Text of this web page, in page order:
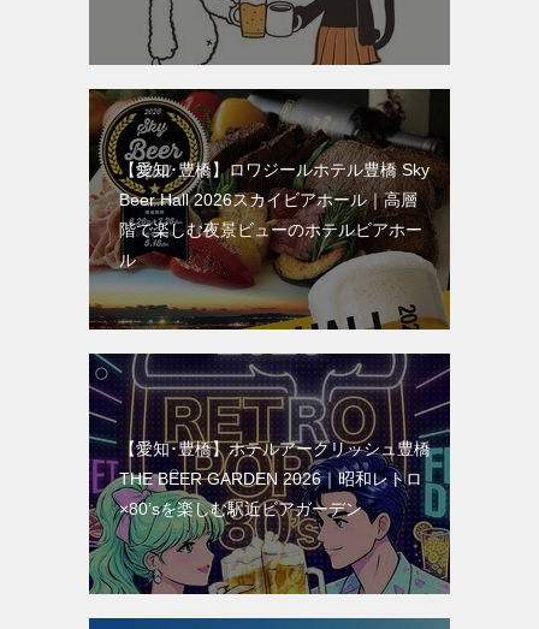
【愛知･豊橋】ロワジールホテル豊橋 Sky
Beer Hall 2026スカイビアホール｜高層
階で楽しむ夜景ビューのホテルビアホー
ル
【愛知･豊橋】ホテルアークリッシュ豊橋
THE BEER GARDEN 2026｜昭和レトロ
×80’sを楽しむ駅近ビアガーデン